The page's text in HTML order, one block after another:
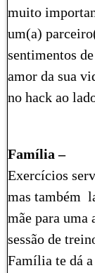
muito
um(a)
sentimentos
amor da sua
no hack ao
Família –
Exercícios
mas também
mãe para uma
sessão de
Família te dá